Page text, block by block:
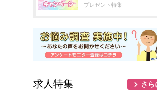
プレゼント特集
求人特集 さら